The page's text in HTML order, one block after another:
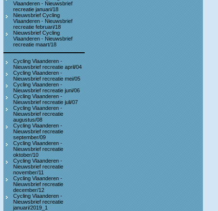
Vlaanderen - Nieuwsbrief
recreatie januari/18
Nieuwsbrief Cycling
Vlaanderen - Nieuwsbrief
recreatie februari/18
Nieuwsbrief Cycling
Vlaanderen - Nieuwsbrief
recreatie maart/18
Cycling Vlaanderen -
Nieuwsbrief recreatie april/04
Cycling Vlaanderen -
Nieuwsbrief recreatie mei/05
Cycling Vlaanderen -
Nieuwsbrief recreatie juni/06
Cycling Vlaanderen -
Nieuwsbrief recreatie juli/07
Cycling Vlaanderen -
Nieuwsbrief recreatie
augustus/08
Cycling Vlaanderen -
Nieuwsbrief recreatie
september/09
Cycling Vlaanderen -
Nieuwsbrief recreatie
oktober/10
Cycling Vlaanderen -
Nieuwsbrief recreatie
november/11
Cycling Vlaanderen -
Nieuwsbrief recreatie
december/12
Cycling Vlaanderen -
Nieuwsbrief recreatie
januari/2019_1